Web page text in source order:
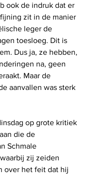
ook de indruk dat er
zit in de manier
leger de
toesloeg. Dit is
Dus ja, ze hebben,
na, geen
Maar de
aanvallen was sterk
op grote kritiek
die de
Schmale
zij zeiden
over het feit dat hij